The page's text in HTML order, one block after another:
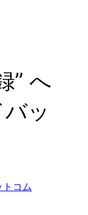
” へ
ッ
コム